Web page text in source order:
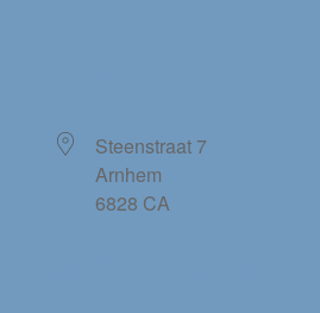
Steenstraat 7
Arnhem
6828 CA